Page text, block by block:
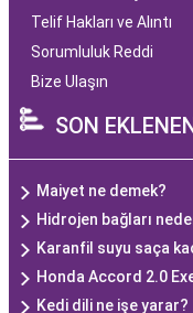
Telif Hakları ve Alıntı
Sorumluluk Reddi
Bize Ulaşın
SON
Maiyet ne demek?
Hidrojen bağları
Karanfil suyu saça
Honda Accord 2.0
Kedi dili ne işe yarar?